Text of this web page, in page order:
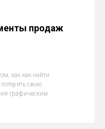
продаж
как как найти
свою
графическим